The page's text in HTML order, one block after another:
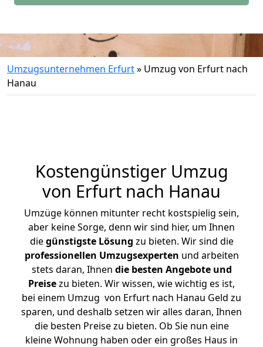
Umzugsunternehmen Erfurt» Umzug von Erfurt nach
Hanau
Kostengünstiger Umzug
von Erfurt nach Hanau
Umzüge können mitunter recht kostspielig sein,
aber keine Sorge, denn wir sind hier, um Ihnen
diegünstigste Lösung zu bieten. Wir sind die
professionellen Umzugsexperten und arbeiten
stets daran, Ihnen die besten Angebote und
Preisezu bieten. Wir wissen, wie wichtig es ist,
bei einem Umzug von Erfurt nach Hanau Geld zu
sparen, und deshalb setzen wir alles daran, Ihnen
die besten Preise zu bieten. Ob Sie nun eine
kleine Wohnung haben oder ein großes Haus in